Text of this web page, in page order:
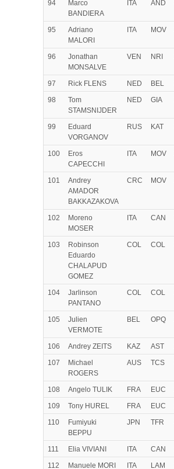
94
Marco
BANDIERA
ITA AND
95
Adriano
MALORI
ITA MOV
96
Jonathan
MONSALVE
VEN NRI
97 Rick FLENS NED BEL
98
Tom
STAMSNIJDER
NED GIA
99
Eduard
VORGANOV
RUS KAT
100
Eros
CAPECCHI
ITA MOV
101
Andrey
AMADOR
BAKKAZAKOVA
CRC MOV
102
Moreno
MOSER
ITA CAN
103
Robinson
Eduardo
CHALAPUD
GOMEZ
COL COL
104
Jarlinson
PANTANO
COL COL
105
Julien
VERMOTE
BEL OPQ
106 Andrey ZEITS KAZ AST
107
Michael
ROGERS
AUS TCS
108 Angelo TULIK FRA EUC
109
Tony HUREL FRA EUC
110
Fumiyuki
BEPPU
JPN TFR
111 Elia VIVIANI ITA CAN
112
Manuele MORI ITA LAM